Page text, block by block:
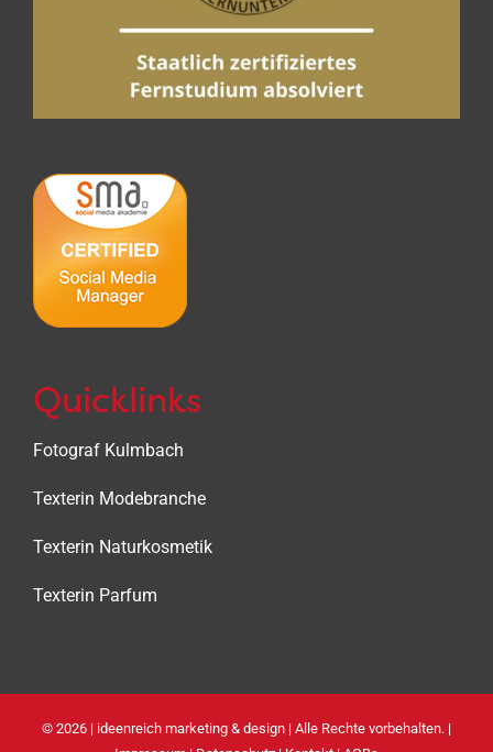
Quicklinks
Fotograf Kulmbach
Texterin Modebranche
Texterin Naturkosmetik
Texterin Parfum
© 2026 | ideenreich marketing & design | Alle Rechte vorbehalten. |